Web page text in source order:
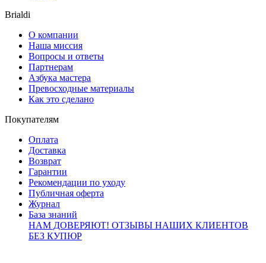
Brialdi
О компании
Наша миссия
Вопросы и ответы
Партнерам
Азбука мастера
Превосходные материалы
Как это сделано
Покупателям
Оплата
Доставка
Возврат
Гарантии
Рекомендации по уходу
Публичная оферта
Журнал
База знаний
НАМ ДОВЕРЯЮТ! ОТЗЫВЫ НАШИХ КЛИЕНТОВ
БЕЗ КУПЮР